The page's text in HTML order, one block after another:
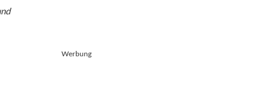
Werbung